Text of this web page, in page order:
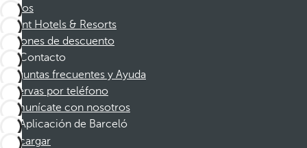
Socios
Dorint Hotels & Resorts
Cupones de descuento
Contacto
Preguntas frecuentes y Ayuda
Reservas por teléfono
Comunícate con nosotros
Aplicación de Barceló
Descargar